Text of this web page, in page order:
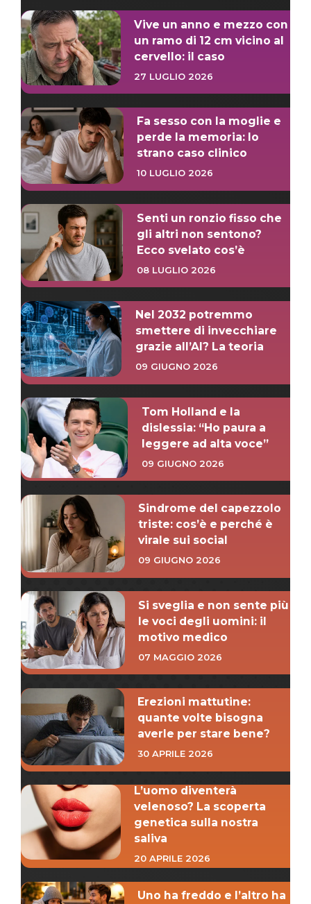
Vive un anno e mezzo con
un ramo di 12 cm vicino al
cervello: il caso
27 LUGLIO 2026
Fa sesso con la moglie e
perde la memoria: lo
strano caso clinico
10 LUGLIO 2026
Senti un ronzio fisso che
gli altri non sentono?
Ecco svelato cos’è
08 LUGLIO 2026
Nel 2032 potremmo
smettere di invecchiare
grazie all’AI? La teoria
09 GIUGNO 2026
Tom Holland e la
dislessia: “Ho paura a
leggere ad alta voce”
09 GIUGNO 2026
Sindrome del capezzolo
triste: cos’è e perché è
virale sui social
09 GIUGNO 2026
Si sveglia e non sente più
le voci degli uomini: il
motivo medico
07 MAGGIO 2026
Erezioni mattutine:
quante volte bisogna
averle per stare bene?
30 APRILE 2026
L’uomo diventerà
velenoso? La scoperta
genetica sulla nostra
saliva
20 APRILE 2026
Uno ha freddo e l’altro ha